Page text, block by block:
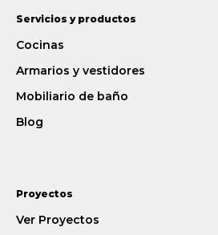
Servicios y productos
Cocinas
Armarios y vestidores
Mobiliario de baño
Blog
Proyectos
Ver Proyectos